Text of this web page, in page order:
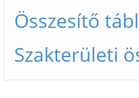
Összesítő
Szakterületi